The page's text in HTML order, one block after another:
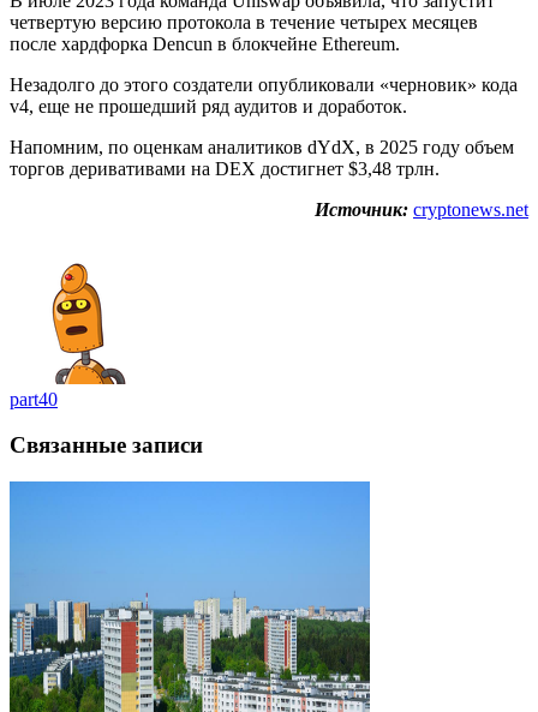
четвертую версию протокола в течение четырех месяцев
после хардфорка Dencun в блокчейне Ethereum.
Незадолго до этого создатели опубликовали «черновик» кода
v4, еще не прошедший ряд аудитов и доработок.
Напомним, по оценкам аналитиков dYdX, в 2025 году объем
торгов деривативами на DEX достигнет $3,48 трлн.
Источник: cryptonews.net
part40
Связанные записи